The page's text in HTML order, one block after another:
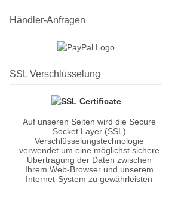
Händler-Anfragen
SSL Verschlüsselung
Auf unseren Seiten wird die Secure
Socket Layer (SSL)
Verschlüsselungstechnologie
verwendet um eine möglichst sichere
Übertragung der Daten zwischen
Ihrem Web-Browser und unserem
Internet-System zu gewährleisten